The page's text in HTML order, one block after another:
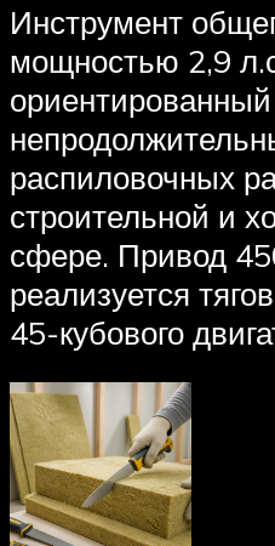
Инструмент
мощностью 2,9
распиловочных
строительной и
сфере. Привод
реализуется
45-кубового